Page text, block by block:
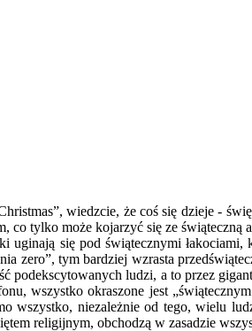
wiedzcie, że coś się dzieje -
tylko może kojarzyć się ze
uginają się pod świątecznymi
tym bardziej wzrasta
podekscytowanych ludzi, a to przez
wszystko okraszone jest
wszystko, niezależnie od tego, wielu
religijnym, obchodzą w zasadzie